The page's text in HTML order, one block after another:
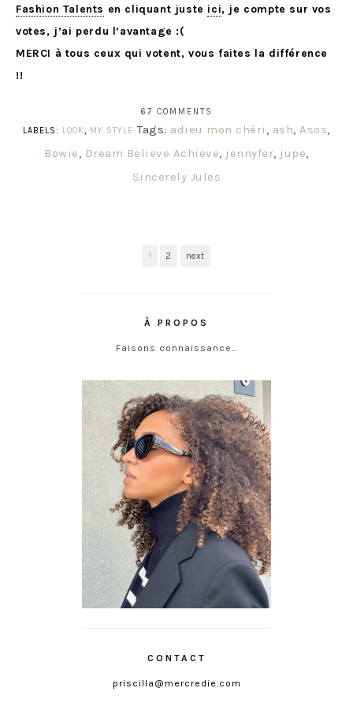
Fashion Talents en cliquant juste ici, je compte sur vos
votes, j’ai perdu l’avantage :(
MERCI à tous ceux qui votent, vous faites la différence
!!
67 COMMENTS
LABELS: LOOK, MY STYLE Tags: adieu mon chéri , ash,Asos,
Bowie, Dream Believe Achieve, jennyfer, jupe,
Sincerely Jules
1 2 next
À PROPOS
Faisons connaissance…
CONTACT
priscilla@mercredie.com